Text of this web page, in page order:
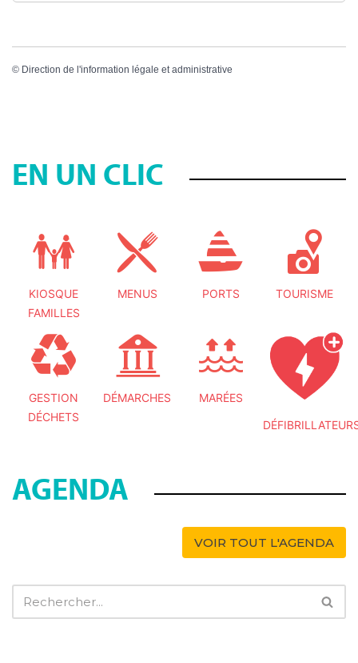
© Direction de l'information légale et administrative
EN UN CLIC
KIOSQUE
FAMILLES
MENUS PORTS TOURISME
GESTION
DÉCHETS
DÉMARCHES MARÉES
AGENDA
VOIR TOUT L'AGENDA